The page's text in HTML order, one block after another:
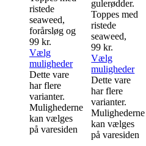
ristede
seaweed,
forårsløg og
99 kr.
Vælg
muligheder
Dette vare
har flere
varianter.
Mulighederne
kan vælges
på varesiden
gulerødder.
Toppes med
ristede
seaweed,
99kr.
Vælg
muligheder
Dette vare
har flere
varianter.
Mulighederne
kan vælges
på varesiden